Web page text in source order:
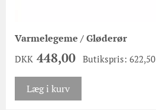
Varmelegeme / Gløderør
DKK 448,00 Butikspris: 622,50
Læg i kurv